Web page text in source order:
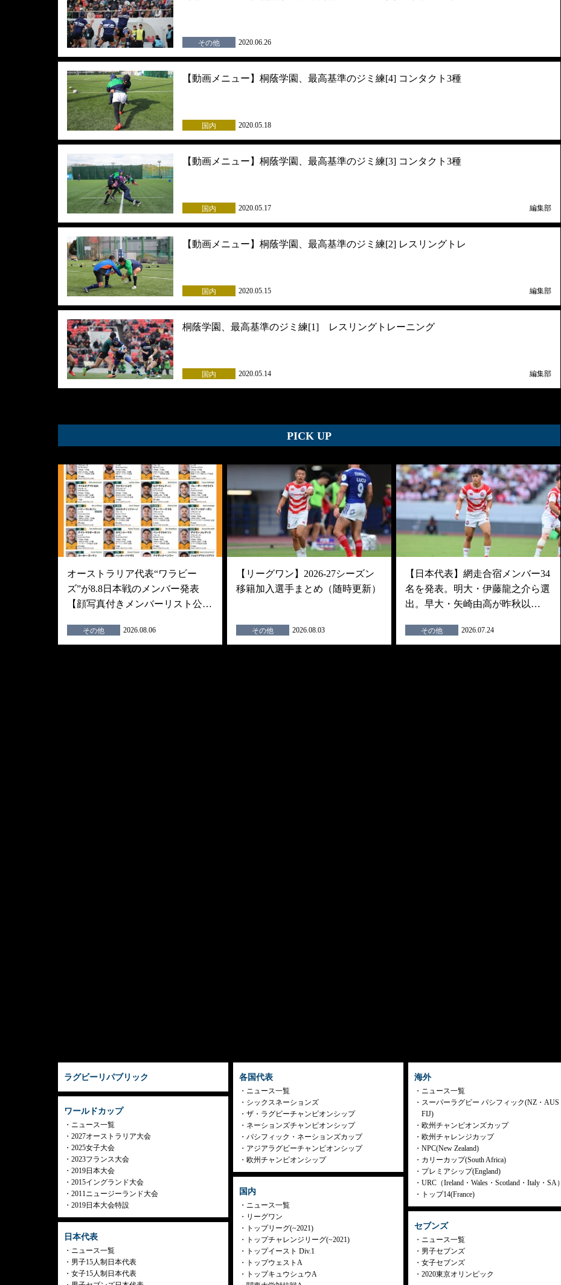
その他 2020.06.26
【動画メニュー】桐蔭学園、最高基準のジミ練[4] コンタクト3種
国内 2020.05.18
【動画メニュー】桐蔭学園、最高基準のジミ練[3] コンタクト3種
国内 2020.05.17 編集部
【動画メニュー】桐蔭学園、最高基準のジミ練[2] レスリングトレ
国内 2020.05.15 編集部
桐蔭学園、最高基準のジミ練[1] レスリングトレーニング
国内 2020.05.14 編集部
PICK UP
オーストラリア代表“ワラビー
ズ”が8.8日本戦のメンバー発表
【顔写真付きメンバーリスト公…
その他 2026.08.06
【リーグワン】2026-27シーズン
移籍加入選手まとめ（随時更新）
その他 2026.08.03
【日本代表】網走合宿メンバー34
名を発表。明大・伊藤龍之介ら選
出。早大・矢崎由高が昨秋以…
その他 2026.07.24
ラグビーリパブリック
ワールドカップ
ニュース一覧
2027オーストラリア大会
2025女子大会
2023フランス大会
2019日本大会
2015イングランド大会
2011ニュージーランド大会
2019日本大会特設
日本代表
ニュース一覧
男子15人制日本代表
女子15人制日本代表
各国代表
ニュース一覧
シックスネーションズ
ザ・ラグビーチャンピオンシップ
ネーションズチャンピオンシップ
パシフィック・ネーションズカップ
アジアラグビーチャンピオンシップ
欧州チャンピオンシップ
国内
ニュース一覧
リーグワン
トップリーグ(~2021)
トップチャレンジリーグ(~2021)
トップイースト Div.1
トップウェストA
トップキュウシュウA
海外
ニュース一覧
スーパーラグビー パシフィック(NZ・AUS
FIJ)
欧州チャンピオンズカップ
欧州チャレンジカップ
NPC(New Zealand)
カリーカップ(South Africa)
プレミアシップ(England)
URC（Ireland・Wales・Scotland・Italy・SA）
トップ14(France)
セブンズ
ニュース一覧
男子セブンズ
女子セブンズ
2020東京オリンピック